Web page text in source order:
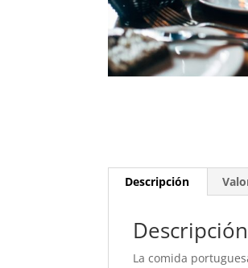
Descripción
Descripción
La comida